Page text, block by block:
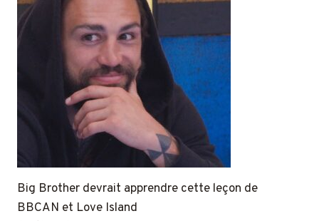
Big Brother devrait apprendre cette leçon de
BBCAN et Love Island